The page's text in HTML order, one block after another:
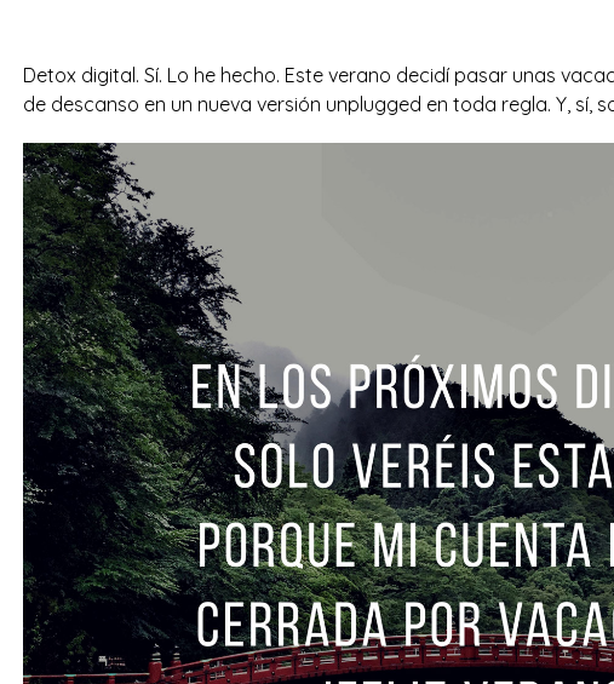
Detox digital. Sí. Lo he hecho. Este verano decidí pasar unas
de descanso en un nueva versión unplugged en toda regla. Y, sí,